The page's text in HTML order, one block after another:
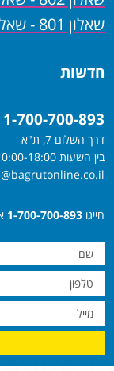
שאלון 801 - שאלון 182
חדשות
1-700-700-893
דרך השלום 7, ת"א
בין השעות 10:00-18:00
חייגו 1-700-700-893